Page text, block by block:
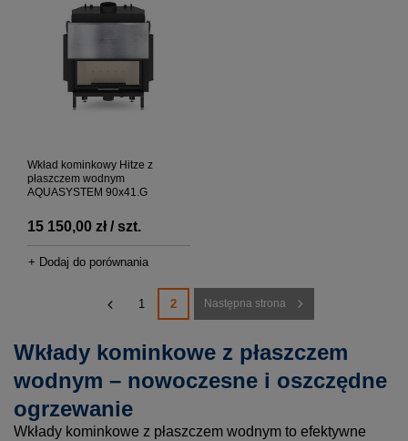
Wkład kominkowy Hitze z
płaszczem wodnym
AQUASYSTEM 90x41.G
15 150,00 zł / szt.
+ Dodaj do porównania
1 2 Następna strona
Wkłady kominkowe z płaszczem
wodnym – nowoczesne i oszczędne
ogrzewanie
Wkłady kominkowe z płaszczem wodnym to efektywne